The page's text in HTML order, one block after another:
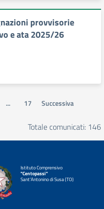
provvisorie
e ata 2025/26
... 17 Successiva
Totale comunicati: 146
Istituto Comprensivo
"Centopassi"
Sant'Antonino di Susa (TO)